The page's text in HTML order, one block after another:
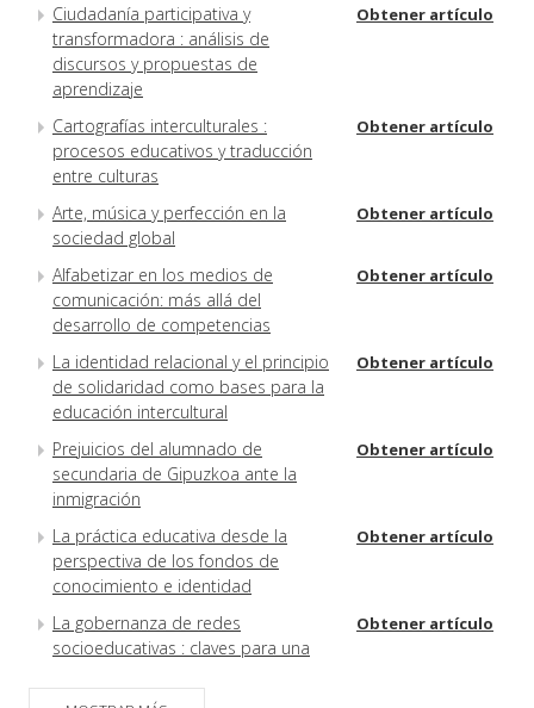
Ciudadanía participativa y
transformadora : análisis de
discursos y propuestas de
aprendizaje
Obtener artículo
Cartografías interculturales :
procesos educativos y traducción
entre culturas
Obtener artículo
Arte, música y perfección en la
sociedad global
Obtener artículo
Alfabetizar en los medios de
comunicación: más allá del
desarrollo de competencias
Obtener artículo
La identidad relacional y el principio
de solidaridad como bases para la
educación intercultural
Obtener artículo
Prejuicios del alumnado de
secundaria de Gipuzkoa ante la
inmigración
Obtener artículo
La práctica educativa desde la
perspectiva de los fondos de
conocimiento e identidad
Obtener artículo
La gobernanza de redes
socioeducativas : claves para una
Obtener artículo